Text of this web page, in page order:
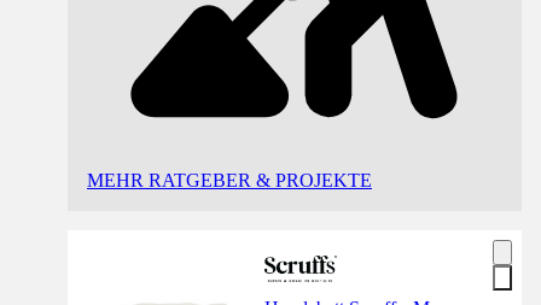
MEHR RATGEBER & PROJEKTE